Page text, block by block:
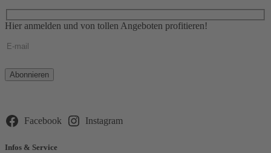
Hier anmelden und von tollen Angeboten profitieren!
Bitte
lasse
leer.
Facebook Instagram
Infos & Service